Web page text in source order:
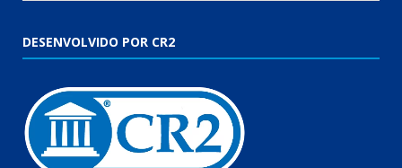
DESENVOLVIDO POR CR2